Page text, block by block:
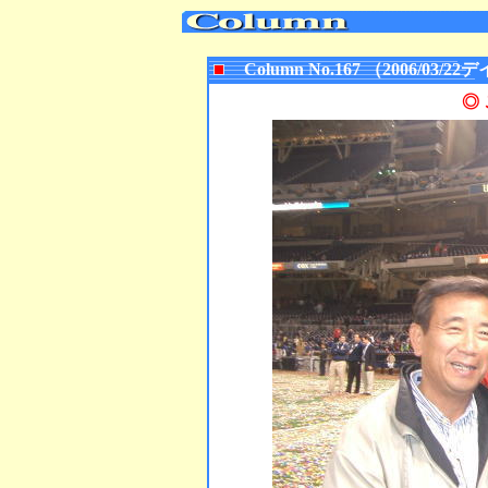
Column No.167 （2006/03/22デ
◎